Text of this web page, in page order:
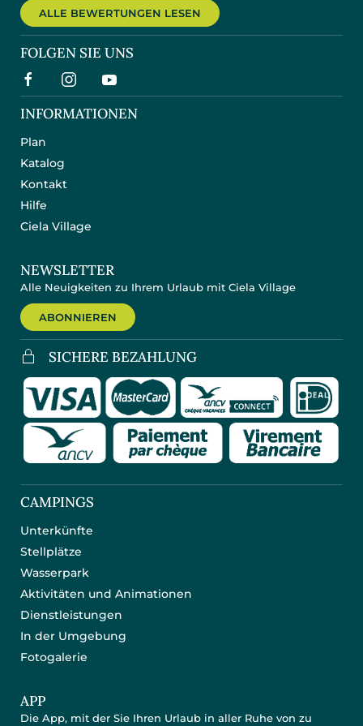
ALLE BEWERTUNGEN LESEN
FOLGEN SIE UNS
INFORMATIONEN
Plan
Katalog
Kontakt
Hilfe
Ciela Village
NEWSLETTER
Alle Neuigkeiten zu Ihrem Urlaub mit Ciela Village
ABONNIEREN
SICHERE BEZAHLUNG
CAMPINGS
Unterkünfte
Stellplätze
Wasserpark
Aktivitäten und Animationen
Dienstleistungen
In der Umgebung
Fotogalerie
APP
Die App, mit der Sie Ihren Urlaub in aller Ruhe von zu